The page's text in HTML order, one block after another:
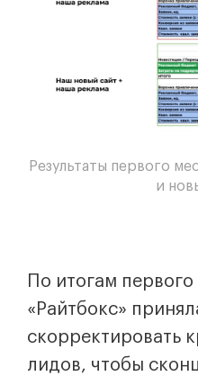
Результаты первого
и
По итогам
«Райтбокс»
скорректировать
лидов, чтобы